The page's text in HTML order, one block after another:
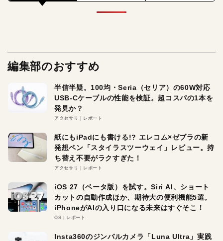
編集部のおすすめ
半信半疑。100均・Seria（セリア）の60W対応
USB-Cケーブルの性能を検証。超コスパの1本を
発見か？
アクセサリ レポート
紙にもiPadにも書ける!? エレコム×ゼブラの新
発想ペン「スタイラスツーウェイ」レビュー。持
ち替え不要がラクすぎた！
アクセサリ レポート
iOS 27（ベータ版）を試す。Siri AI、ショート
カットの自動作成ほか、期待大の便利機能5選。
iPhoneがAIの入り口になる未来はすぐそこ！
OS レポート
Insta360のジンバルカメラ「Luna Ultra」実践